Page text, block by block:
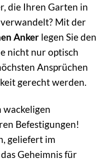
die Ihren Garten in
Mit der
Anker legen Sie den
nicht nur optisch
Ansprüchen
gerecht werden.
wackeligen
Befestigungen!
geliefert im
Geheimnis für